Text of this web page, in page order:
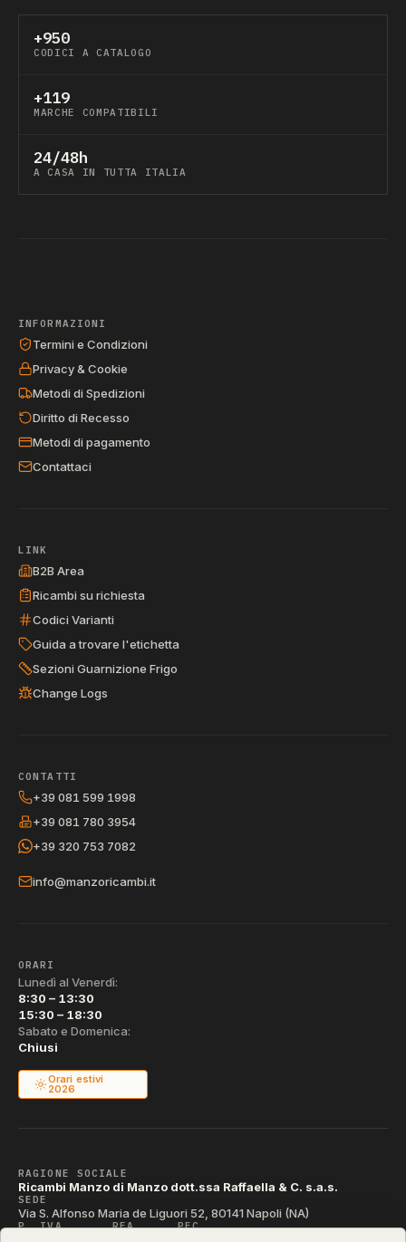
+950
CODICI A CATALOGO
+119
MARCHE COMPATIBILI
24/48h
A CASA IN TUTTA ITALIA
INFORMAZIONI
Termini e Condizioni
Privacy & Cookie
Metodi di Spedizioni
Diritto di Recesso
Metodi di pagamento
Contattaci
LINK
B2B Area
Ricambi su richiesta
Codici Varianti
Guida a trovare l'etichetta
Sezioni Guarnizione Frigo
Change Logs
CONTATTI
+39 081 599 1998
+39 081 780 3954
+39 320 753 7082
info@manzoricambi.it
ORARI
Lunedì al Venerdì:
8:30 – 13:30
15:30 – 18:30
Sabato e Domenica:
Chiusi
Orari estivi
2026
RAGIONE SOCIALE
Ricambi Manzo di Manzo dott.ssa Raffaella & C. s.a.s.
SEDE
Via S. Alfonso Maria de Liguori 52, 80141 Napoli (NA)
P. IVA REA PEC